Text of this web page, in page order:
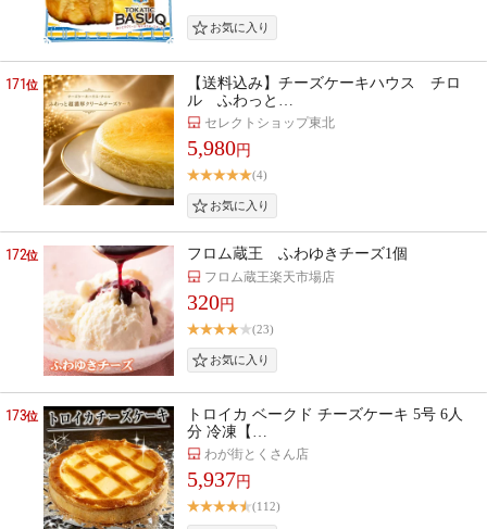
171位
【送料込み】チーズケーキハウス チロ
ル ふわっと…
セレクトショップ東北
5,980円
(4)
172位 フロム蔵王 ふわゆきチーズ1個
フロム蔵王楽天市場店
320円
(23)
173位
トロイカ ベークド チーズケーキ 5号 6人
分 冷凍【…
わが街とくさん店
5,937円
(112)